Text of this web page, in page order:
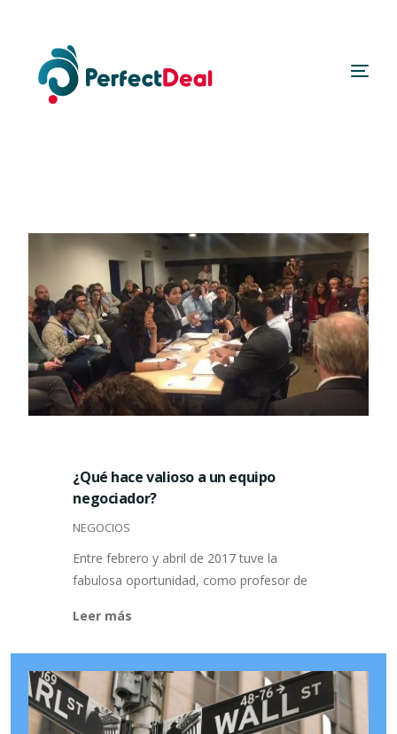
¿Qué hace valioso a un equipo
negociador?
NEGOCIOS
Entre febrero y abril de 2017 tuve la
fabulosa oportunidad, como profesor de
Leer más